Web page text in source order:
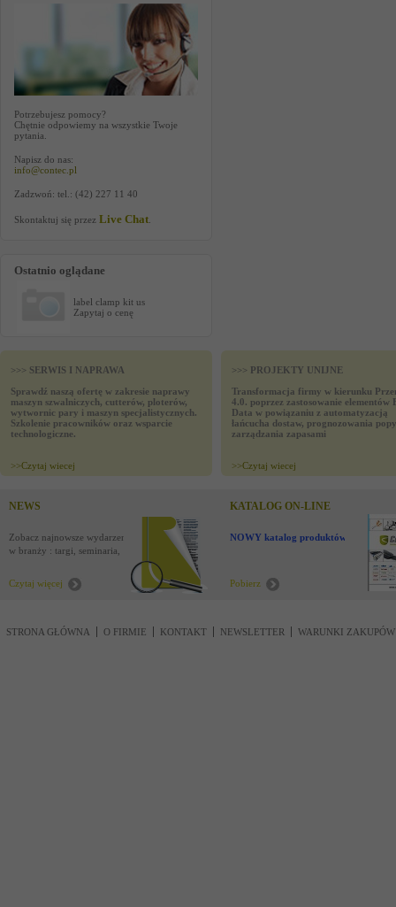
Potrzebujesz pomocy?
Chętnie odpowiemy na wszystkie Twoje
pytania.
Napisz do nas:
info@contec.pl
Zadzwoń: tel.: (42) 227 11 40
Skontaktuj się przez Live Chat
Ostatnio oglądane
label clamp kit us
Zapytaj o cenę
>>> SERWIS I NAPRAWA
Sprawdź naszą ofertę w zakresie naprawy
maszyn szwalniczych, cutterów, ploterów,
wytwornic pary i maszyn specjalistycznych.
Szkolenie pracowników oraz wsparcie
technologiczne.
>>Czytaj wiecej
>>> PROJEKTY UNIJNE
Transformacja firmy w kierunku
4.0. poprzez zastosowanie elementów
Data w powiązaniu z automatyzacją
łańcucha dostaw, prognozowania
zarządzania zapasami
>>Czytaj wiecej
NEWS
Zobacz najnowsze wydarzenia
w branży : targi, seminaria,
Czytaj więcej
KATALOG ON-LINE
NOWY katalog produktów !
Pobierz
STRONA GŁÓWNA O FIRMIE KONTAKT NEWSLETTER WARUNKI ZAKUPÓW